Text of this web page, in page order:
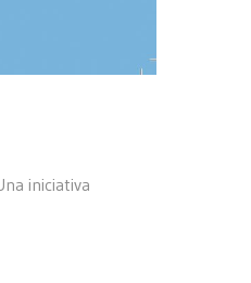
iniciativa